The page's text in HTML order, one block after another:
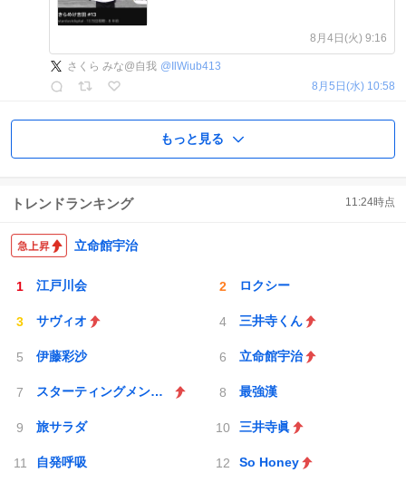
8月4日(火) 9:16
さくら みな@自我 @ IlWiub413
8月5日(水) 10:58
もっと見る
トレンドランキング 11:24時点
立命館宇治
江戸川会 ロクシー
サヴィオ 三井寺くん
伊藤彩沙 立命館宇治
スターティングメンバー 最強漢
旅サラダ 三井寺眞
自発呼吸 So Honey